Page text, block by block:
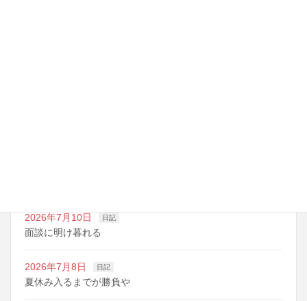
2026年7月10日 日記
面談に明け暮れる
2026年7月8日 日記
夏休み入るまでが勝負や